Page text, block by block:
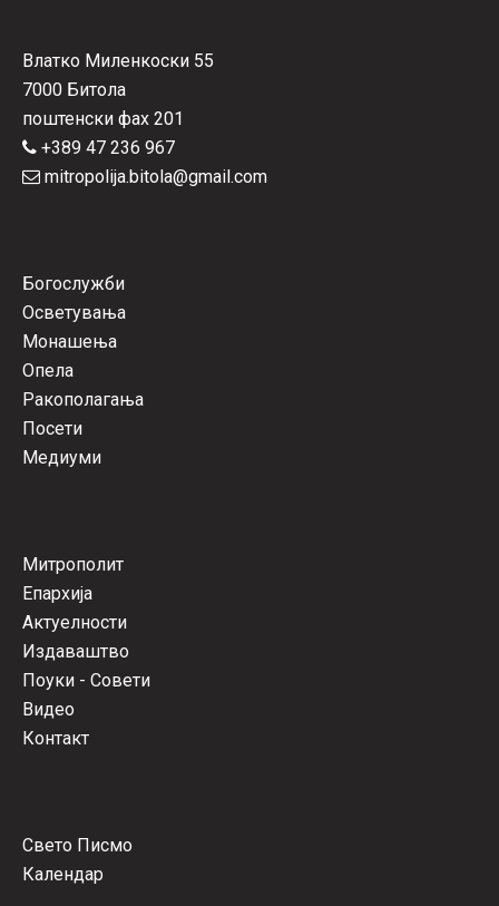
Влатко Миленкоски 55
7000 Битола
поштенски фах 201
+389 47 236 967
mitropolija.bitola@gmail.com
Богослужби
Осветувања
Монашења
Опела
Ракополагања
Посети
Медиуми
Митрополит
Епархија
Актуелности
Издаваштво
Поуки - Совети
Видео
Контакт
Свето Писмо
Календар